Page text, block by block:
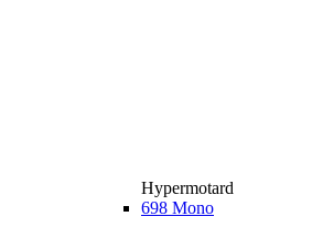
Hypermotard
698 Mono